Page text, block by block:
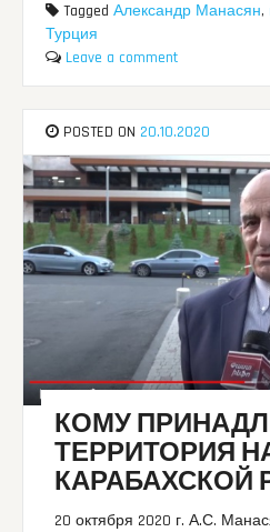
TaggedАлександр Манасян,
Турция
Leave a comment
POSTED ON 20.10.2020
КОМУ
ТЕРРИТОРИЯ
КАРАБАХСКОЙ
20 октября 2020 г. А.С.